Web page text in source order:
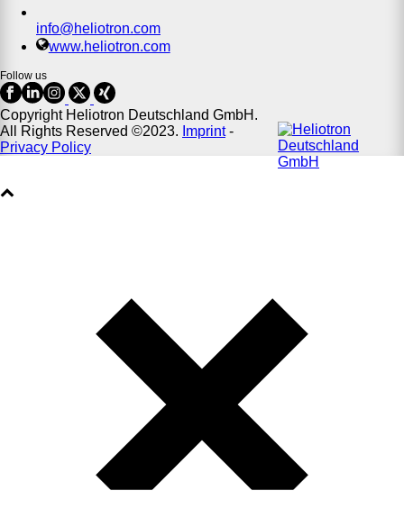
info@heliotron.com
www.heliotron.com
Follow us
Copyright Heliotron Deutschland GmbH.
All Rights Reserved ©2023. Imprint-
Privacy Policy